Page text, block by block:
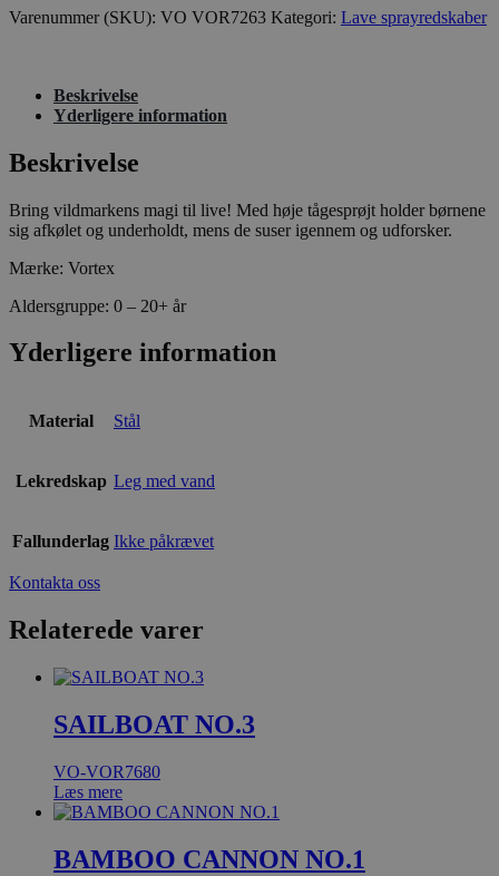
Varenummer (SKU): VO VOR7263 Kategori: Lave sprayredskaber
Beskrivelse
Yderligere information
Beskrivelse
Bring vildmarkens magi til live! Med høje tågesprøjt holder børnene
sig afkølet og underholdt, mens de suser igennem og udforsker.
Mærke: Vortex
Aldersgruppe: 0 – 20+ år
Yderligere information
Material Stål
Lekredskap Leg med vand
Fallunderlag Ikke påkrævet
Kontakta oss
Relaterede varer
SAILBOAT NO.3
VO-VOR7680
Læs mere
BAMBOO CANNON NO.1